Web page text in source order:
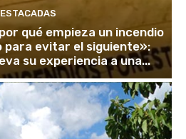
qué empieza un incendio
para evitar el siguiente»:
su experiencia a una...